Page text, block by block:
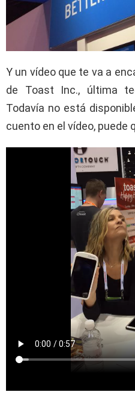
Y un vídeo que te va a
de Toast Inc., última
Todavía no está
cuento en el vídeo, puede